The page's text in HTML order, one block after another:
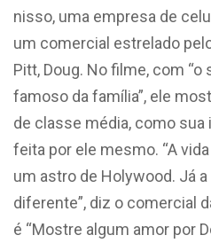
nisso, uma empresa de
um comercial estrelado
Pitt, Doug. No filme, com
famoso da família”, ele
de classe média, como
feita por ele mesmo. “A
um astro de Holywood. Já
diferente”, diz o comercial
é “Mostre algum amor por